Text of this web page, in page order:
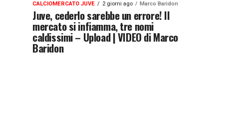
CALCIOMERCATO JUVE 2 giorni ago Marco Baridon
Juve, cederlo sarebbe un errore! Il
mercato si infiamma, tre nomi
caldissimi – Upload | VIDEO di Marco
Baridon